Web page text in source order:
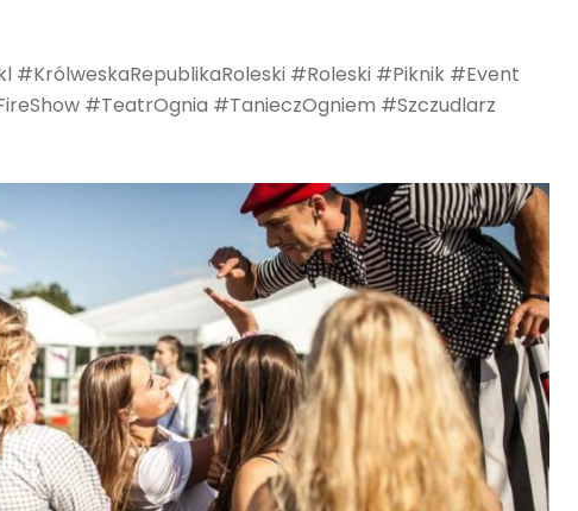
#Roleski #Piknik #Event
#TeatrOgnia #TanieczOgniem #Szczudlarz